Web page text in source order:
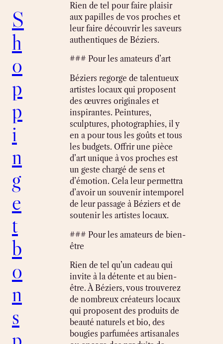
S
h
o
p
p
i
n
g
e
t
b
o
n
s
Rien de tel pour faire plaisir
aux papilles de vos proches et
leur faire découvrir les saveurs
authentiques de Béziers.
### Pour les amateurs d’art
Béziers regorge de talentueux
artistes locaux qui proposent
des œuvres originales et
inspirantes. Peintures,
sculptures, photographies, il y
en a pour tous les goûts et tous
les budgets. Offrir une pièce
d’art unique à vos proches est
un geste chargé de sens et
d’émotion. Cela leur permettra
d’avoir un souvenir intemporel
de leur passage à Béziers et de
soutenir les artistes locaux.
### Pour les amateurs de bien-
être
Rien de tel qu’un cadeau qui
invite à la détente et au bien-
être. À Béziers, vous trouverez
de nombreux créateurs locaux
qui proposent des produits de
beauté naturels et bio, des
bougies parfumées artisanales